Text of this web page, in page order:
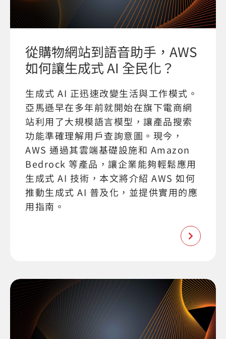
從購物網站到語音助手，AWS
如何讓生成式 AI 全民化？
生成式 AI 正迅速改變生活與工作模式。
亞馬遜早在多年前就開始在旗下電商網
站利用了大規模語言模型，讓產品搜索
功能準確理解用戶查詢意圖。現今，
AWS 通過其雲端基礎設施和 Amazon
Bedrock 等產品，讓企業能夠輕鬆應用
生成式 AI 技術，本文將介紹 AWS 如何
推動生成式 AI 普及化，並提供實用的應
用指南。